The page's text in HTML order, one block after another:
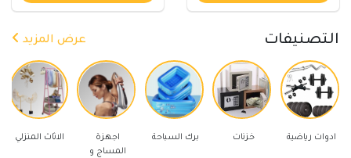
التصنيفات عرض المزيد
رياضية خزنات برك السباحة
اجهزة
المساج و
الاثاث المنزلي ادوات